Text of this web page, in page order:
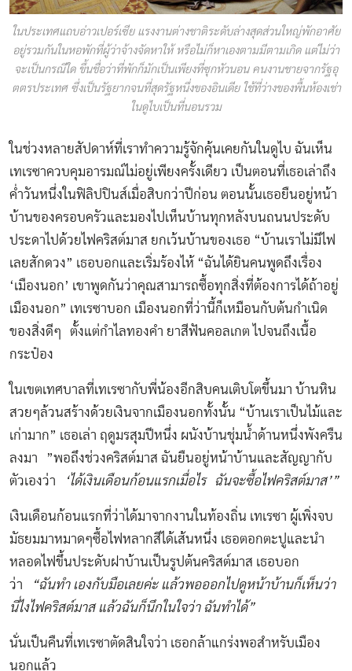
ในประเทศแถบอ่าวเปอร์เซีย แรงงานต่างชาติระดับล่างสุดส่วนใหญ่พักอาศัย
อยู่รวมกันในหอพักที่ผู้ว่าจ้างจัดหาให้ หรือไม่ก็หาเองตามมีตามเกิด แต่ไม่ว่า
จะเป็นกรณีใด ขึ้นชื่อว่าที่พักก็มักเป็นเพียงที่ซุกหัวนอน คนงานชายจากรัฐอุ
ตตรประเทศ ซึ่งเป็นรัฐยากจนที่สุดรัฐหนึ่งของอินเดีย ใช้ที่ว่างของพื้นห้องเช่า
ในดูไบเป็นที่นอนรวม
ในช่วงหลายสัปดาห์ที่เราทำความรู้จักคุ้นเคยกันในดูไบ ฉันเห็น
เทเรซาควบคุมอารมณ์ไม่อยู่เพียงครั้งเดียว เป็นตอนที่เธอเล่าถึง
คํ่าวันหนึ่งในฟิลิปปินส์เมื่อสิบกว่าปีก่อน ตอนนั้นเธอยืนอยู่หน้า
บ้านของครอบครัวและมองไปเห็นบ้านทุกหลังบนถนนประดับ
ประดาไปด้วยไฟคริสต์มาส ยกเว้นบ้านของเธอ “บ้านเราไม่มีไฟ
เลยสักดวง” เธอบอกและเริ่มร้องไห้ “ฉันได้ยินคนพูดถึงเรื่อง
‘เมืองนอก’ เขาพูดกันว่าคุณสามารถซื้อทุกสิ่งที่ต้องการได้ถ้าอยู่
เมืองนอก” เทเรซาบอก เมืองนอกที่ว่านี้ก็เหมือนกับต้นกำเนิด
ของสิ่งดีๆ ตั้งแต่กำไลทองคำ ยาสีฟันคอลเกต ไปจนถึงเนื้อ
กระป๋อง
ในเขตเทศบาลที่เทเรซากับพี่น้องอีกสิบคนเติบโตขึ้นมา บ้านหิน
สวยๆล้วนสร้างด้วยเงินจากเมืองนอกทั้งนั้น “บ้านเราเป็นไม้และ
เก่ามาก” เธอเล่า ฤดูมรสุมปีหนึ่ง ผนังบ้านชุ่มนํ้าด้านหนึ่งพังครืน
ลงมา ”พอถึงช่วงคริสต์มาส ฉันยืนอยู่หน้าบ้านและสัญญากับ
ตัวเองว่า ‘ได้เงินเดือนก้อนแรกเมื่อไร ฉันจะซื้อไฟคริสต์มาส’”
เงินเดือนก้อนแรกที่ว่าได้มาจากงานในท้องถิ่น เทเรซา ผู้เพิ่งจบ
มัธยมมาหมาดๆซื้อไฟหลากสีได้เส้นหนึ่ง เธอตอกตะปูและนำ
หลอดไฟขึ้นประดับฝาบ้านเป็นรูปต้นคริสต์มาส เธอบอก
ว่า
“ฉันทำ เองกับมือเลยค่ะ แล้วพอออกไปดูหน้าบ้านก็เห็นว่า
นี่ไงไฟคริสต์มาส แล้วฉันก็นึกในใจว่า ฉันทำได้”
นั่นเป็นคืนที่เทเรซาตัดสินใจว่า เธอกล้าแกร่งพอสำหรับเมือง
นอกแล้ว